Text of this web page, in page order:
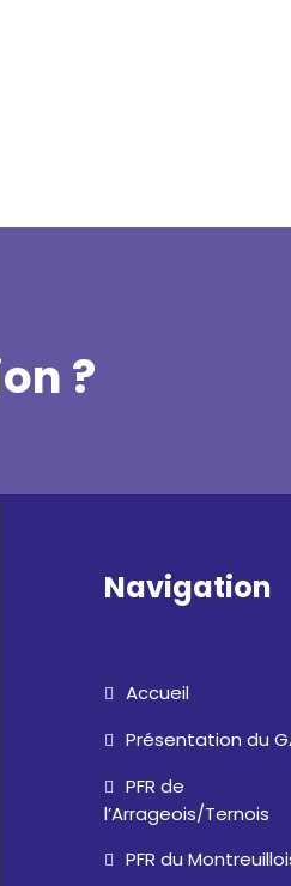
?
Navigation
Accueil
Présentation du
PFR de
l’Arrageois/Ternois
PFR du